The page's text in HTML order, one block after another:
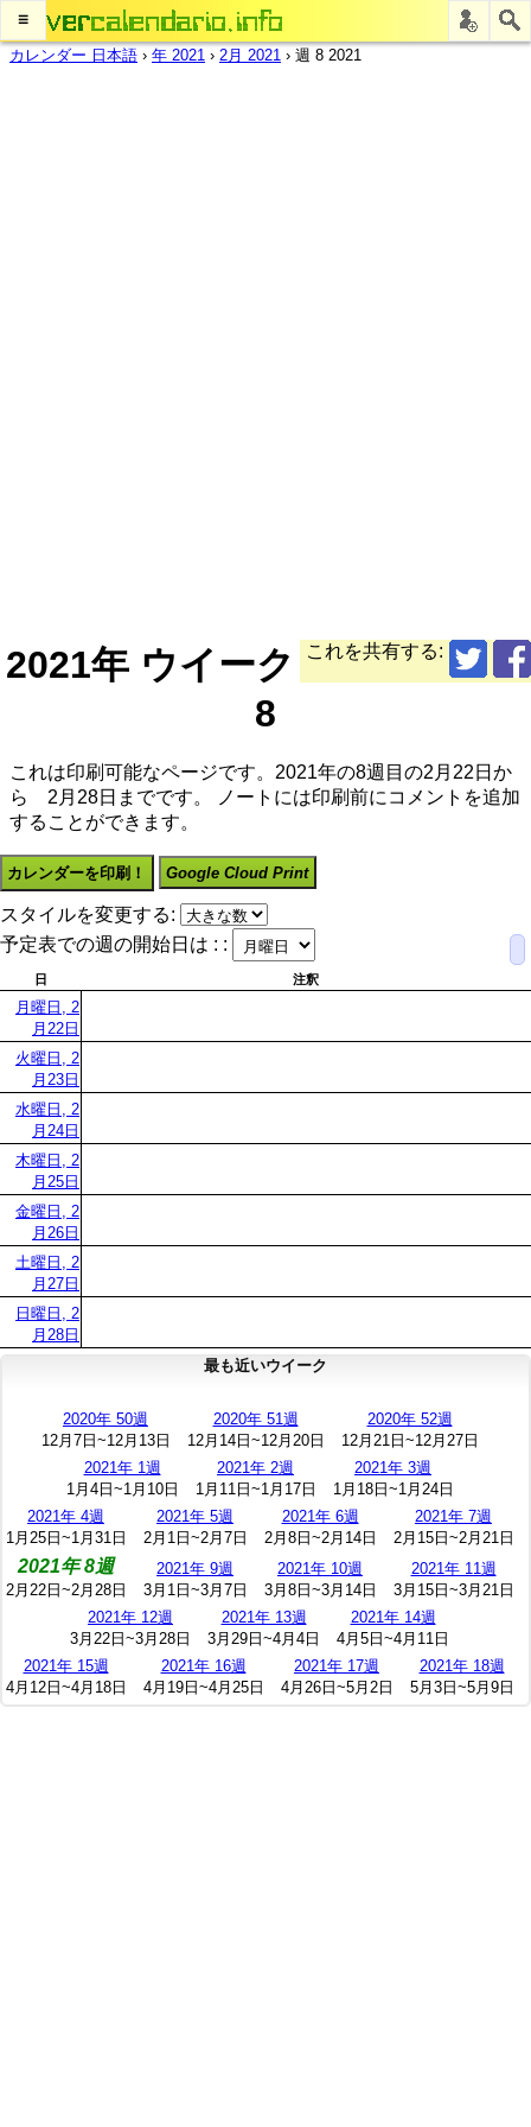
≡
カレンダー 日本語 › 年 2021 › 2月 2021 › 週 8 2021
これを共有する:
2021年 ウイーク
8
これは印刷可能なページです。2021年の8週目の2月22日か
ら 2月28日までです。 ノートには印刷前にコメントを追加
することができます。
カレンダーを印刷！ Google Cloud Print
スタイルを変更する:
予定表での週の開始日は : :
日 注釈
月曜日, 2
月22日
火曜日, 2
月23日
水曜日, 2
月24日
木曜日, 2
月25日
金曜日, 2
月26日
土曜日, 2
月27日
日曜日, 2
月28日
最も近いウイーク
2020年 50週
12月7日~12月13日
2020年 51週
12月14日~12月20日
2020年 52週
12月21日~12月27日
2021年 1週
1月4日~1月10日
2021年 2週
1月11日~1月17日
2021年 3週
1月18日~1月24日
2021年 4週
1月25日~1月31日
2021年 5週
2月1日~2月7日
2021年 6週
2月8日~2月14日
2021年 7週
2月15日~2月21日
2021年 8週
2月22日~2月28日
2021年 9週
3月1日~3月7日
2021年 10週
3月8日~3月14日
2021年 11週
3月15日~3月21日
2021年 12週
3月22日~3月28日
2021年 13週
3月29日~4月4日
2021年 14週
4月5日~4月11日
2021年 15週
4月12日~4月18日
2021年 16週
4月19日~4月25日
2021年 17週
4月26日~5月2日
2021年 18週
5月3日~5月9日